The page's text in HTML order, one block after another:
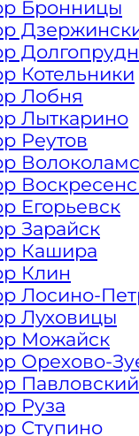
и
Мы
срочно и
средства
Столицы
цена
за
Столицы.
Бронницы
Котельники
Лобня
Лыткарино
Реутов
Егорьевск
Зарайск
Кашира
Клин
Лосино-
Луховицы
Можайск
Орехово-
Руза
Ступино